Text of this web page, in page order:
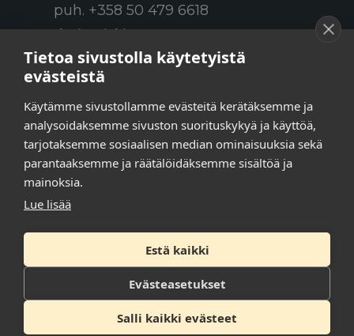
puh. +358 50 479 6618
tapahtumakoordinaattori,
puh. +358 45 130 3832
Susanna Laasio, sihteeri,
puh. +358 50 590 4619
tarkeissatoissa[a]kt.fi
Tilaa uutiskirje
Tietosuojaseloste
Saavutettavuusseloste
Tietoa sivustolla käytetyistä
evästeistä
Käytämme sivustollamme evästeitä kerätäksemme ja
analysoidaksemme sivuston suorituskykyä ja käyttöä,
tarjotaksemme sosiaalisen median ominaisuuksia sekä
parantaaksemme ja räätälöidäksemme sisältöä ja
mainoksia.
Lue lisää
Estä kaikki
Evästeasetukset
Salli kaikki evästeet